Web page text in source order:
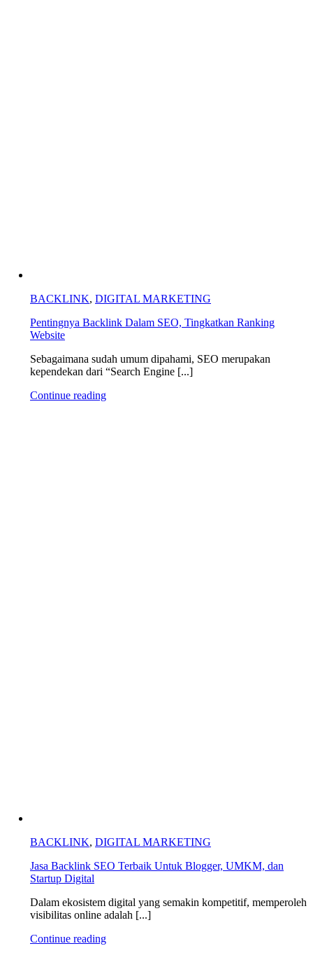
BACKLINK, DIGITAL MARKETING
Pentingnya Backlink Dalam SEO, Tingkatkan Ranking
Website
Sebagaimana sudah umum dipahami, SEO merupakan
kependekan dari “Search Engine [...]
Continue reading
BACKLINK, DIGITAL MARKETING
Jasa Backlink SEO Terbaik Untuk Blogger, UMKM, dan
Startup Digital
Dalam ekosistem digital yang semakin kompetitif, memperoleh
visibilitas online adalah [...]
Continue reading